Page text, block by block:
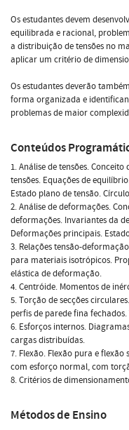
Os estudantes devem
equilibrada e racional,
a distribuição de tensões no
aplicar um critério de
Os estudantes deverão
forma organizada e
problemas de maior
Conteúdos
1. Análise de tensões.
tensões. Equações de
Estado plano de tensão.
2. Análise de deformações.
deformações. Invariantes da
Deformações principais.
3. Relações tensão-
para materiais isotrópicos.
elástica de deformação.
4. Centróide. Momentos de
5. Torção de secções
perfis de parede fina
6. Esforços internos.
cargas distribuídas.
7. Flexão. Flexão pura e
com esforço normal, com
8. Critérios de
Métodos de Ensino